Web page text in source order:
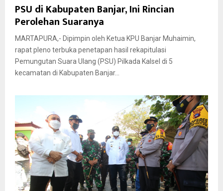
PSU di Kabupaten Banjar, Ini Rincian
Perolehan Suaranya
MARTAPURA,- Dipimpin oleh Ketua KPU Banjar Muhaimin,
rapat pleno terbuka penetapan hasil rekapitulasi
Pemungutan Suara Ulang (PSU) Pilkada Kalsel di 5
kecamatan di Kabupaten Banjar...